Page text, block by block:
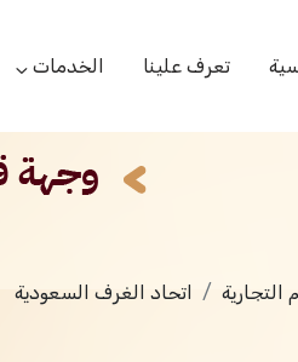
تعرف علينا الخدمات
التعاميم
بوابة
مركز دعم التجارية اتحاد الغرف السعودية